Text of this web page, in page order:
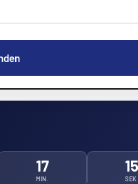
17
MIN.
13
SEK.